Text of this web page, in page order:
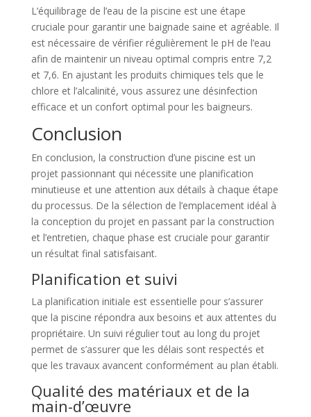
L’équilibrage de l’eau de la piscine est une étape
cruciale pour garantir une baignade saine et agréable. Il
est nécessaire de vérifier régulièrement le pH de l’eau
afin de maintenir un niveau optimal compris entre 7,2
et 7,6. En ajustant les produits chimiques tels que le
chlore et l’alcalinité, vous assurez une désinfection
efficace et un confort optimal pour les baigneurs.
Conclusion
En conclusion, la construction d’une piscine est un
projet passionnant qui nécessite une planification
minutieuse et une attention aux détails à chaque étape
du processus. De la sélection de l’emplacement idéal à
la conception du projet en passant par la construction
et l’entretien, chaque phase est cruciale pour garantir
un résultat final satisfaisant.
Planification et suivi
La planification initiale est essentielle pour s’assurer
que la piscine répondra aux besoins et aux attentes du
propriétaire. Un suivi régulier tout au long du projet
permet de s’assurer que les délais sont respectés et
que les travaux avancent conformément au plan établi.
Qualité des matériaux et de la
main-d’œuvre